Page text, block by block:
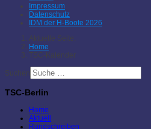
Impressum
Datenschutz
IDM der H-Boote 2026
Aktuelle Seite:
Home
TSC-Kalender
Suchen
TSC-Berlin
Home
Aktuell
Rundschreiben